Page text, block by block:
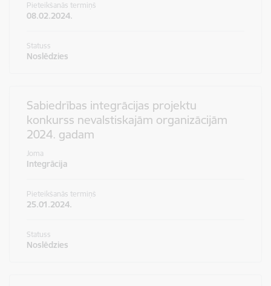
Pieteikšanās termiņš
08.02.2024.
Statuss
Noslēdzies
Sabiedrības integrācijas projektu
konkurss nevalstiskajām organizācijām
2024. gadam
Joma
Integrācija
Pieteikšanās termiņš
25.01.2024.
Statuss
Noslēdzies